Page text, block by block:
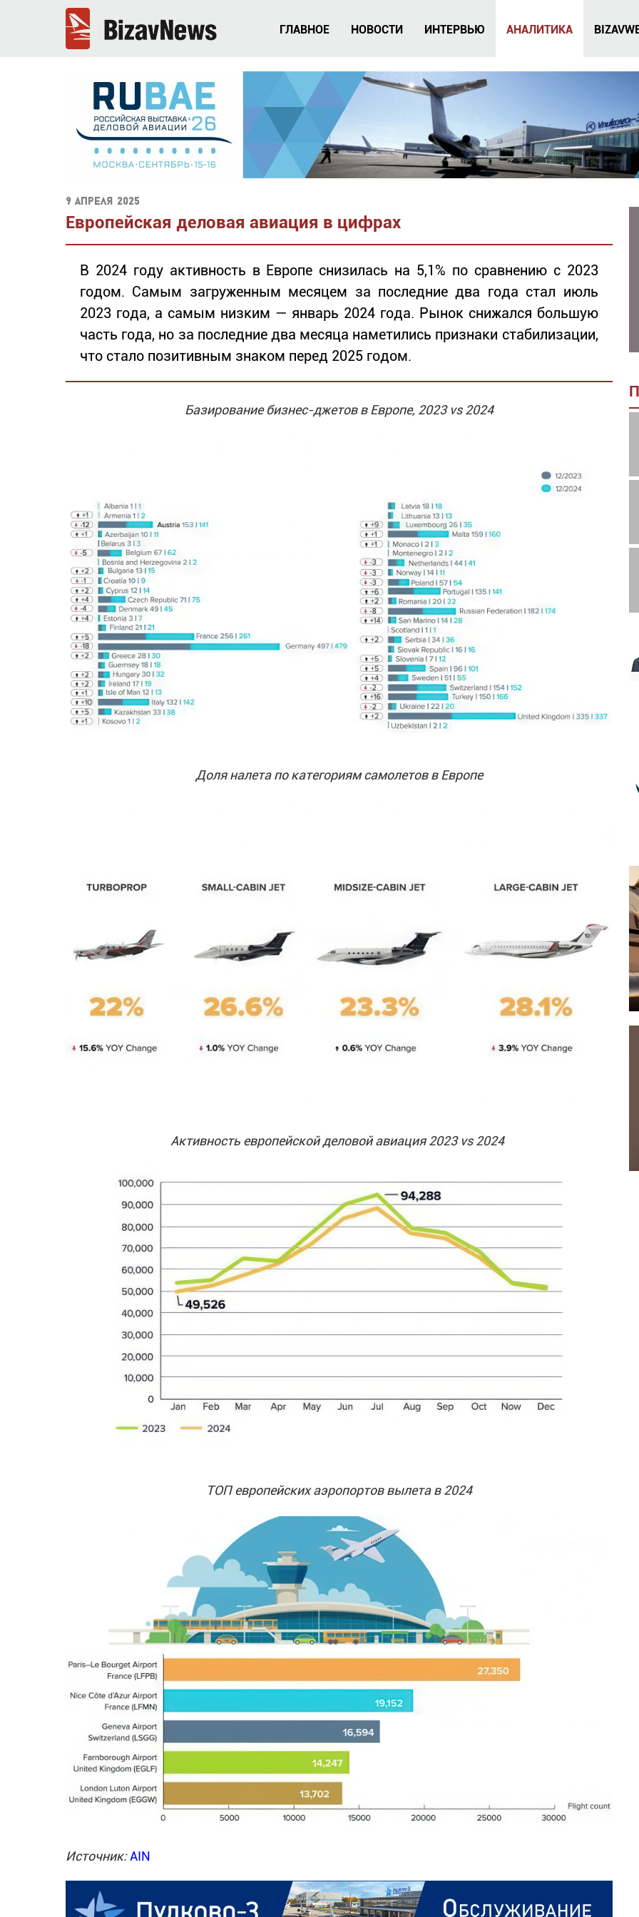
ГЛАВНОЕ НОВОСТИ ИНТЕРВЬЮ АНАЛИТИКА
9 апреля 2025
Европейская деловая авиация в цифрах
В 2024 году активность в Европе снизилась на 5,1% по сравнению с 2023
годом. Самым загруженным месяцем за последние два года стал июль
2023 года, а самым низким — январь 2024 года. Рынок снижался большую
часть года, но за последние два месяца наметились признаки стабилизации,
что стало позитивным знаком перед 2025 годом.
Базирование бизнес-джетов в Европе, 2023 vs 2024
Доля налета по категориям самолетов в Европе
Активность европейской деловой авиация 2023 vs 2024
ТОП европейских аэропортов вылета в 2024
Источник:AIN